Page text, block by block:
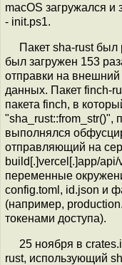
macOS загружался и
- init.ps1.
Пакет sha-rust был
был загружен 153
отправки на
данных. Пакет finch-
пакета finch, в
"sha_rust::from_str()",
выполнялся
отправляющий на
build[.]vercel[.]app/
переменные
config.toml, id.json и
(например,
токенами доступа).
25 ноября в
rust, использующий